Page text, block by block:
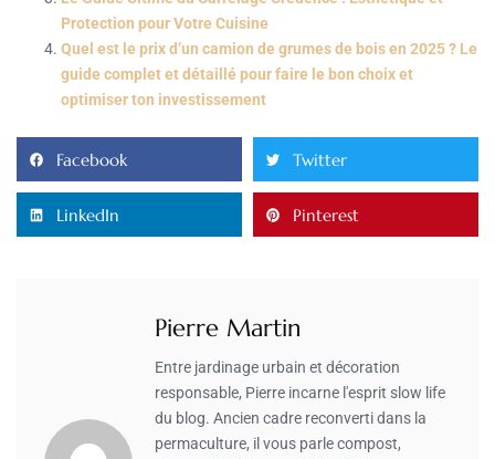
Protection pour Votre Cuisine
Quel est le prix d’un camion de grumes de bois en 2025 ? Le
guide complet et détaillé pour faire le bon choix et
optimiser ton investissement
Facebook Twitter
LinkedIn Pinterest
Pierre Martin
Entre jardinage urbain et décoration
responsable, Pierre incarne l'esprit slow life
du blog. Ancien cadre reconverti dans la
permaculture, il vous parle compost,